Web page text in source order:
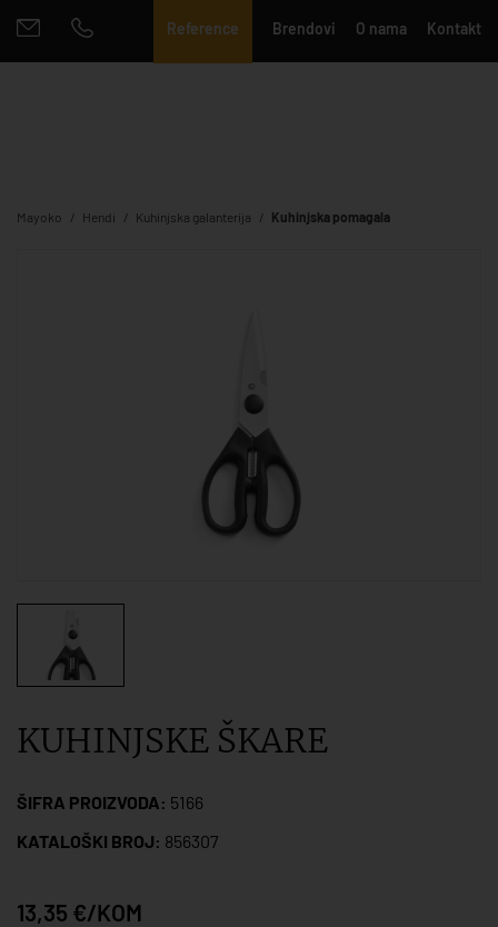
Reference Brendovi O nama Kontakt
Mayoko Hendi Kuhinjska galanterija Kuhinjska pomagala
KUHINJSKE ŠKARE
ŠIFRA PROIZVODA: 5166
KATALOŠKI BROJ: 856307
13,35 €/KOM